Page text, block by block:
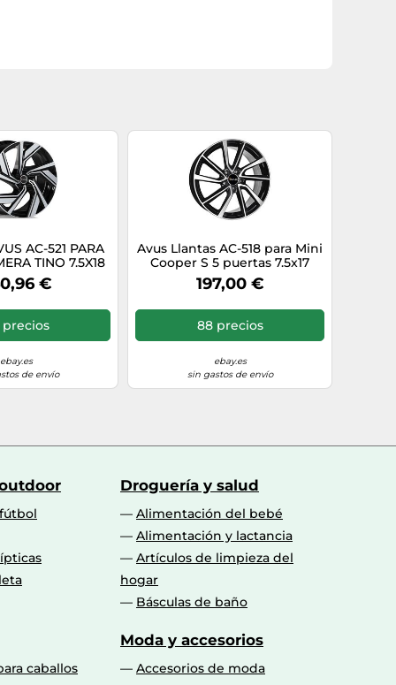
AC-521 PARA
TINO 7.5X18
POLISHED 64H
€
precios
ebay.es
de envío
Avus Llantas AC-518 para Mini
Cooper S 5 puertas 7.5x17
5x112 Black Polished XI8
197,00 €
88 precios
ebay.es
sin gastos de envío
Droguería y salud
Alimentación del bebé
Alimentación y lactancia
Artículos de limpieza del
hogar
Básculas de baño
caballos
Moda y accesorios
Accesorios de moda